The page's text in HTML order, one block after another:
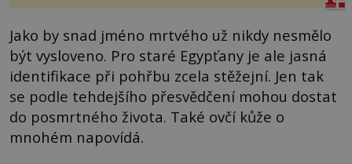
Jako by snad jméno mrtvého už nikdy nesmělo
být vysloveno. Pro staré Egypťany je ale jasná
identifikace při pohřbu zcela stěžejní. Jen tak
se podle tehdejšího přesvědčení mohou dostat
do posmrtného života. Také ovčí kůže o
mnohém napovídá.